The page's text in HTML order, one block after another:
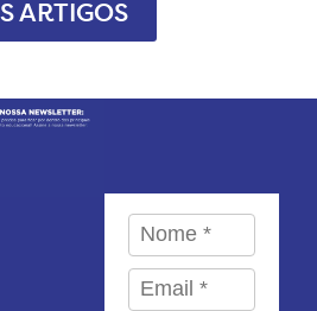
ARTIGOS